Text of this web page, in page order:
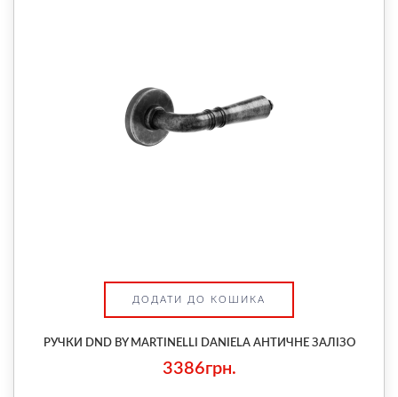
ДОДАТИ ДО КОШИКА
РУЧКИ DND BY MARTINELLI DANIELA АНТИЧНЕ ЗАЛІЗО
3386грн.